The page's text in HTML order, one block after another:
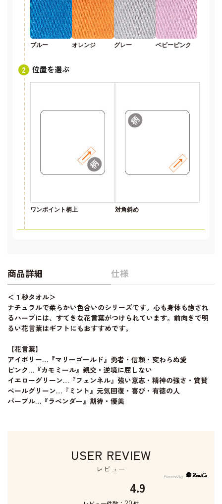
ブルー オレンジ グレー ベビーピンク
位置を選ぶ
ワンポイント柄上 対角斜め
商品詳細 仕様
＜１秒タオル＞
ナチュラルで柔らかい色合いのシリーズです。心も身体も癒され
るハーブには、すてきな花言葉がつけられています。前向きで明
るい花言葉はギフトにもおすすめです。
【花言葉】
アイボリー…『マリーゴールド』勇者・信頼・変わらぬ愛
ピンク…『カモミール』親交・逆境に屈しない
イエローグリーン…『フェンネル』強い意志・精神の強さ・賞賛
ペールグリーン…『ミント』元気回復・喜び・有徳の人
パープル…『ラベンダー』期待・優美
USER REVIEW
レビュー
4.9